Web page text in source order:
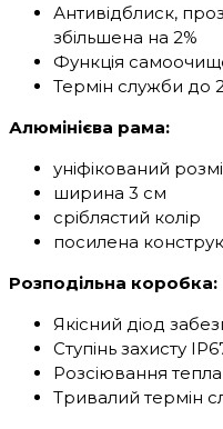
Антивідблиск,
збільшена на 2%
Функція
Термін служби до
Алюмінієва рама:
уніфікований
ширина 3 см
сріблястий колір
посилена
Розподільна коробка:
Якісний діод
Ступінь захисту
Розсіювання тепла
Тривалий термін